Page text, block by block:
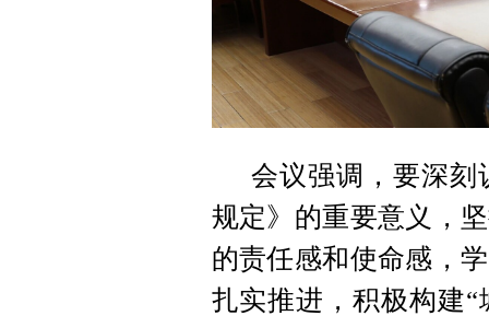
会议强调，要深刻
规定》的重要意义，
的责任感和使命感，
扎实推进，积极构建